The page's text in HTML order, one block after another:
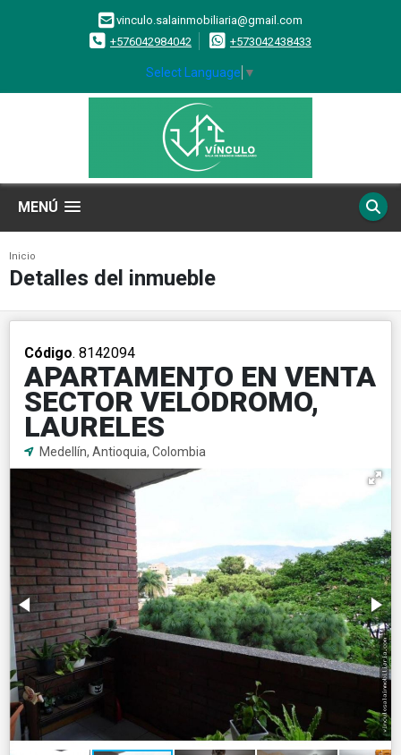
vinculo.salainmobiliaria@gmail.com
+576042984042
+573042438433
Select Language ▼
MENÚ
Inicio
Detalles del inmueble
Código. 8142094
APARTAMENTO EN VENTA
SECTOR VELÓDROMO,
LAURELES
Medellín, Antioquia, Colombia